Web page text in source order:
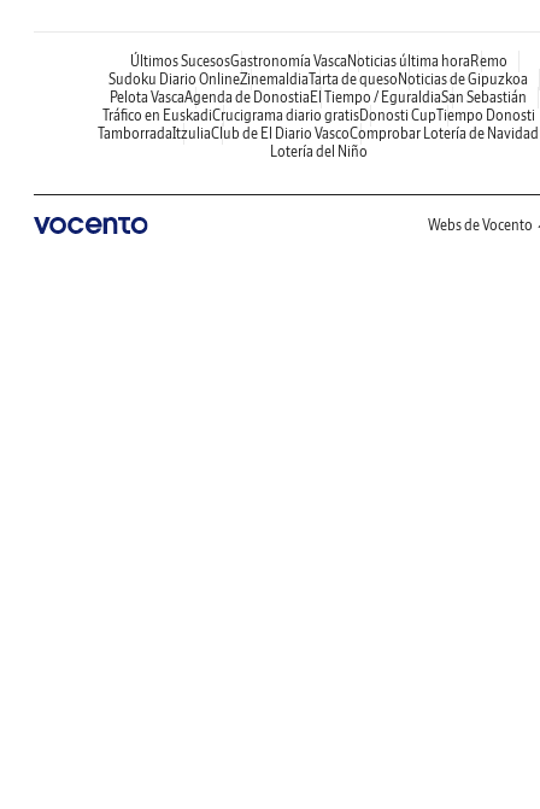
Últimos SucesosGastronomía Vasca Noticias última hora Remo
Sudoku Diario OnlineZinemaldiaTarta de queso Noticias de Gipuzkoa
Pelota VascaAgenda de Donostia El Tiempo / EguraldiaSan Sebastián
Tráfico en EuskadiCrucigrama diario gratisDonosti CupTiempo Donosti
TamborradaItzuliaClub de El Diario VascoComprobar Lotería de Navidad
Lotería del Niño
Webs de Vocento